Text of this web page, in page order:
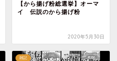
【から揚げ粉総選挙】オーマ
イ 伝説のから揚げ粉
2020年5月30日
雑記